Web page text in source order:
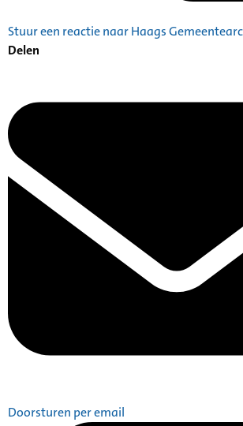
Stuur een reactie naar Haags
Delen
Doorsturen per email